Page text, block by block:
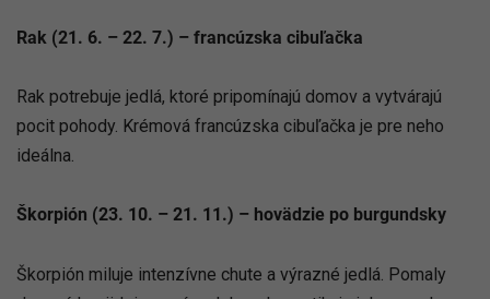
Rak (21. 6. – 22. 7.) – francúzska cibuľačka
Rak potrebuje jedlá, ktoré pripomínajú domov a vytvárajú
pocit pohody. Krémová francúzska cibuľačka je pre neho
ideálna.
Škorpión (23. 10. – 21. 11.) – hovädzie po burgundsky
Škorpión miluje intenzívne chute a výrazné jedlá. Pomaly